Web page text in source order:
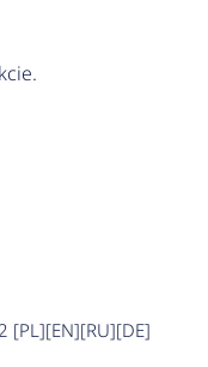
[PL][EN][RU][DE]